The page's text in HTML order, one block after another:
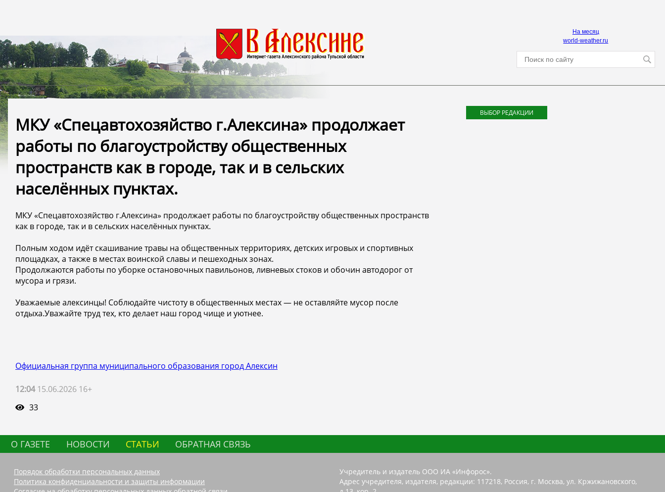
На месяц
world-weather.ru
МКУ «Спецавтохозяйство г.Алексина» продолжает
работы по благоустройству общественных
пространств как в городе, так и в сельских
населённых пунктах.
МКУ «Спецавтохозяйство г.Алексина» продолжает работы по благоустройству общественных пространств
как в городе, так и в сельских населённых пунктах.
Полным ходом идёт скашивание травы на общественных территориях, детских игровых и спортивных
площадках, а также в местах воинской славы и пешеходных зонах.
Продолжаются работы по уборке остановочных павильонов, ливневых стоков и обочин автодорог от
мусора и грязи.
Уважаемые алексинцы! Соблюдайте чистоту в общественных местах — не оставляйте мусор после
отдыха.Уважайте труд тех, кто делает наш город чище и уютнее.
Официальная группа муниципального образования город Алексин
12:0415.06.2026 16+
33
ВЫБОР РЕДАКЦИИ
О ГАЗЕТЕ НОВОСТИ СТАТЬИ ОБРАТНАЯ СВЯЗЬ
Порядок обработки персональных данных
Политика конфиденциальности и защиты информации
Учредитель и издатель ООО ИА «Инфорос».
Адрес учредителя, издателя, редакции: 117218, Россия, г. Москва, ул. Кржижановского,